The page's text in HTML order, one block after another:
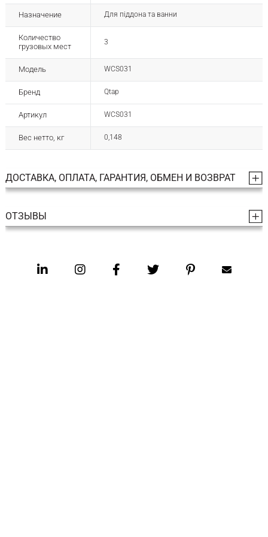
Назначение Для піддона та ванни
Количество
грузовых мест
3
Модель WCS031
Бренд Qtap
Артикул WCS031
Вес нетто, кг 0,148
ДОСТАВКА, ОПЛАТА, ГАРАНТИЯ, ОБМЕН И ВОЗВРАТ
ОТЗЫВЫ